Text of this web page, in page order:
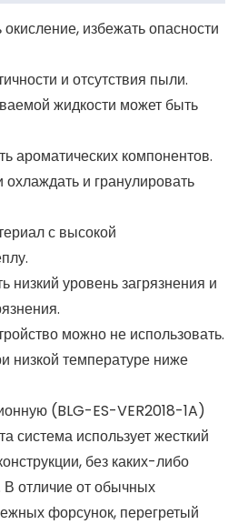
избежать опасности
и отсутствия пыли.
жидкости может быть
ароматических компонентов.
и гранулировать
с высокой
низкий уровень загрязнения и
можно не использовать.
низкой температуре ниже
(BLG-ES-VER2018-1A)
система использует жесткий
без каких-либо
В отличие от обычных
форсунок, перегретый